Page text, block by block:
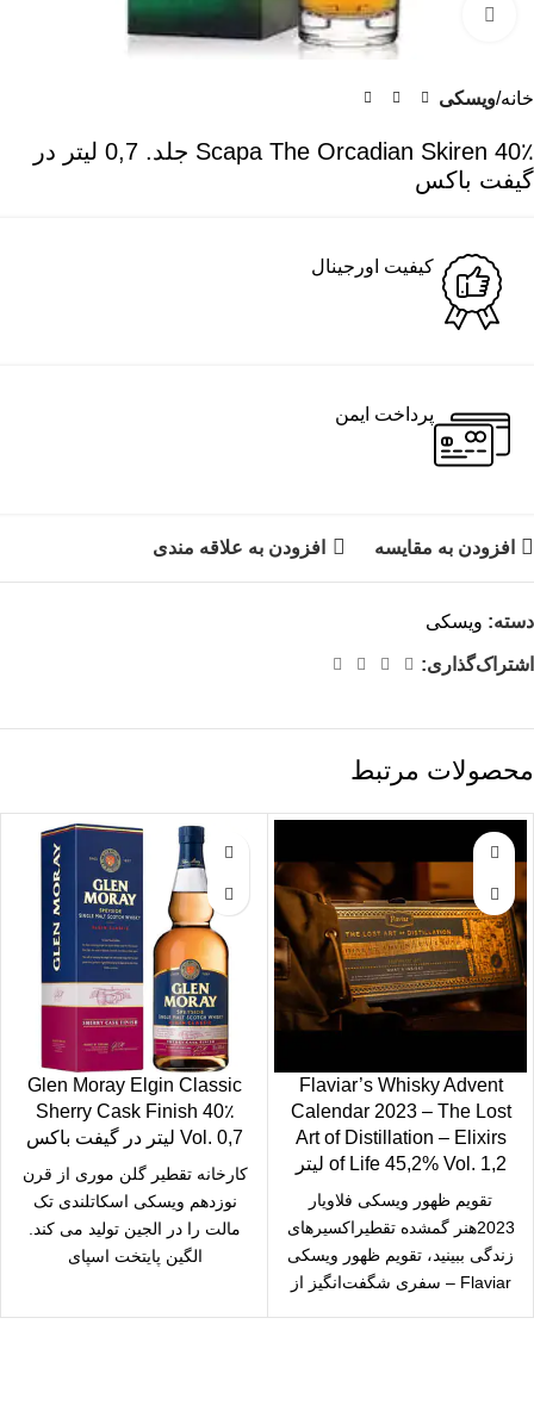
برای بزرگنمایی کلیک کنید
خانه ویسکی
Scapa The Orcadian Skiren 40٪ جلد. 0,7 لیتر در
گیفت باکس
کیفیت اورجینال
پرداخت ایمن
افزودن به مقایسه افزودن به علاقه مندی
دسته: ویسکی
اشتراک‌گذاری:
محصولات مرتبط
Flaviar’s Whisky Advent
Calendar 2023 – The Lost
Art of Distillation – Elixirs
of Life 45,2% Vol. 1,2 لیتر
تقویم ظهور ویسکی فلاویار
2023هنر گمشده تقطیراکسیرهای
زندگی ببینید، تقویم ظهور ویسکی
Flaviar – سفری شگفت‌انگیز از
Glen Moray Elgin Classic
Sherry Cask Finish 40٪
Vol. 0,7 لیتر در گیفت باکس
کارخانه تقطیر گلن موری از قرن
نوزدهم ویسکی اسکاتلندی تک
مالت را در الجین تولید می کند.
الگین پایتخت اسپای